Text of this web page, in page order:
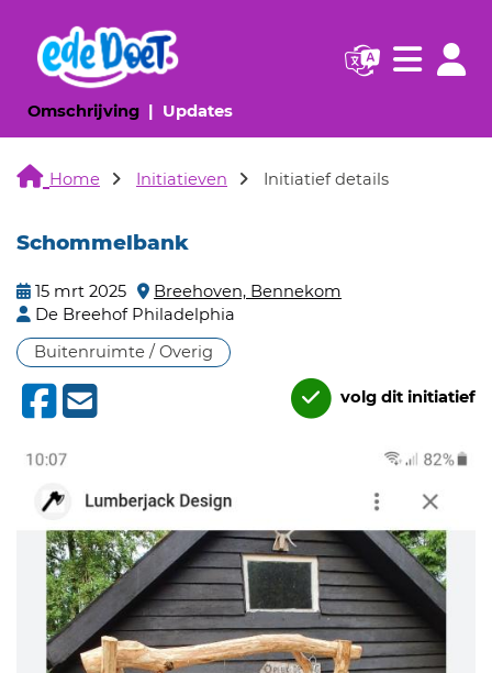
Omschrijving(huidige pagina)
Updates(huidige pagina)
Navigatie
Home Initiatieven Initiatief details
Schommelbank
15 mrt 2025
Breehoven, Bennekom
De Breehof Philadelphia
Buitenruimte / Overig
volg dit initiatief